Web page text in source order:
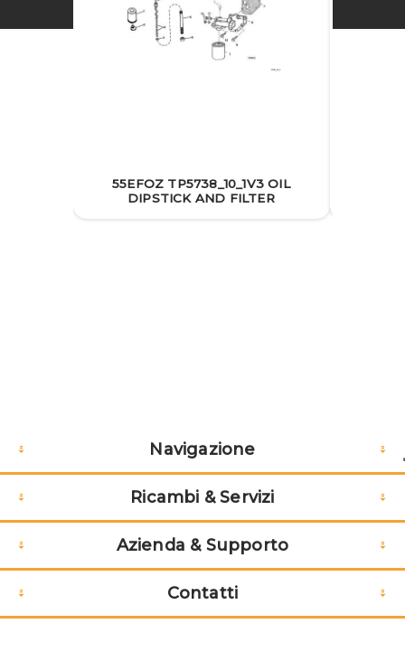
55EFOZ TP5738_10_1V3 OIL
DIPSTICK AND FILTER
Navigazione
Ricambi & Servizi
Azienda & Supporto
Contatti